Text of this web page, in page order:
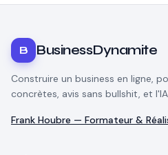
B BusinessDynamite
Construire un business en ligne,
concrètes, avis sans bullshit, et
Frank Houbre — Formateur &